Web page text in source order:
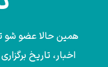
همین حالا عضو شو
اخبار، تاریخ